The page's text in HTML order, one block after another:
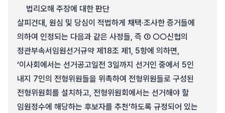
법리오해 주장에 대한 판단
살피건대, 원심 및 당심이 적법하게 채택·조사한 증거들에
의하여 인정되는 다음과 같은 사정들, 즉 ① ○○신협의
정관부속서임원선거규약 제18조 제1, 5항에 의하면,
‘이사회에서는 선거공고일전 3일까지 선거인 중에서 5인
내지 7인의 전형위원들을 위촉하여 전형위원들로 구성된
전형위원회를 설치하고, 전형위원회에서는 선거해야 할
임원정수에 해당하는 후보자를 추천’하도록 규정되어 있는